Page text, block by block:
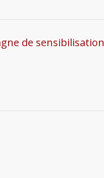
de sensibilisation